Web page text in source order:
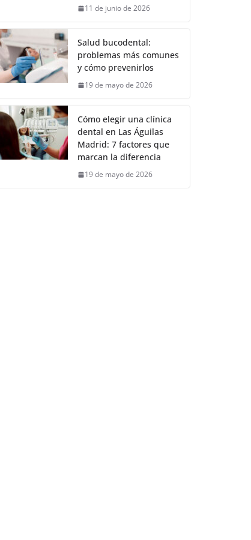
11 de junio de 2026
Salud bucodental:
problemas más comunes
y cómo prevenirlos
19 de mayo de 2026
Cómo elegir una clínica
dental en Las Águilas
Madrid: 7 factores que
marcan la diferencia
19 de mayo de 2026